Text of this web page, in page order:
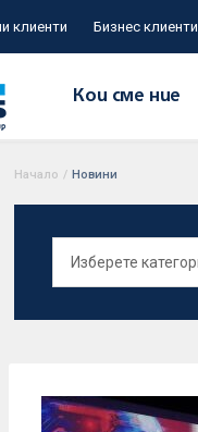
клиенти Бизнес клиенти
Кои сме ние
Начало / Новини